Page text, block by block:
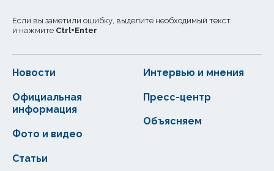
Если вы заметили ошибку, выделите необходимый текст
и нажмите Ctrl+Enter
Новости
Статьи
Официальная
информация
Интервью и мнения
Фото и видео
Пресс-центр
Объясняем